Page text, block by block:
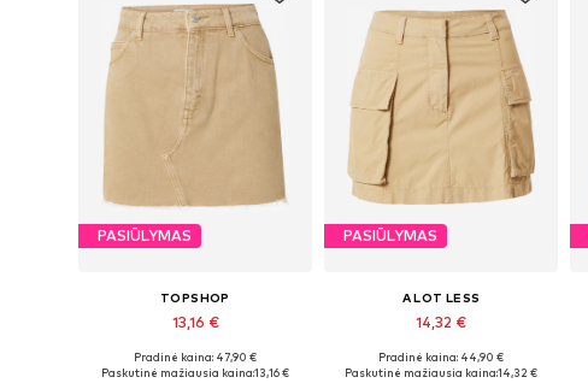
PASIŪLYMAS
TOPSHOP
13,16 €
Pradinė kaina: 47,90 €
Paskutinė mažiausia kaina:13,16 €
PASIŪLYMAS
A LOT LESS
14,32 €
Galimi dydžiai: 34, 36, 38
Pradinė kaina: 44,90 €
Paskutinė mažiausia kaina:14,32 €